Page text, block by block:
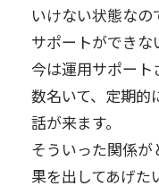
いけない状態な
サポートができな
今は運用サポート
数名いて、定期的
話が来ます。
そういった関係が
果を出してあげた